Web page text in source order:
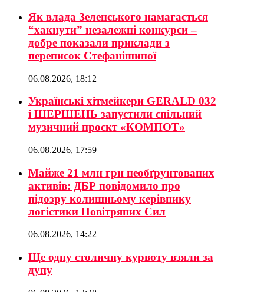
Як влада Зеленського намагається
“хакнути” незалежні конкурси –
добре показали приклади з
переписок Стефанішиної
06.08.2026, 18:12
Українські хітмейкери GERALD 032
і ШЕРШЕНЬ запустили спільний
музичний проєкт «КОМПОТ»
06.08.2026, 17:59
Майже 21 млн грн необґрунтованих
активів: ДБР повідомило про
підозру колишньому керівнику
логістики Повітряних Сил
06.08.2026, 14:22
Ще одну столичну курвоту взяли за
дупу